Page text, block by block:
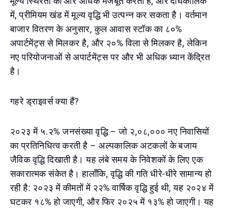
में, प्रीमियम खंड में मूल्य वृद्धि भी उत्पन्न कर सकता है। वर्तमान
बाजार वितरण के अनुसार, कुल आवास स्टॉक का ८०%
अपार्टमेंट्स से मिलकर है, और २०% विला से मिलकर है, लेकिन
नए परियोजनाओं से अपार्टमेंट्स पर और भी अधिक ध्यान केंद्रित
है।
गहरे ड्राइवर्स क्या हैं?
२०२३ में ५.२% जनसंख्या वृद्धि – जो २,०८,००० नए निवासियों
का प्रतिनिधित्व करती है – अल्पकालिक अटकलों के बजाय
जैविक वृद्धि दिखाती है। यह लंबे समय के निवेशकों के लिए एक
सकारात्मक संकेत है। हालाँकि, वृद्धि की गति धीरे-धीरे सामान्य हो
रही है: २०२३ में कीमतों में २२% वार्षिक वृद्धि हुई थी, यह २०२४ में
घटकर १८% हो जाएगी, और फिर २०२५ में १३% हो जाएगी। यह